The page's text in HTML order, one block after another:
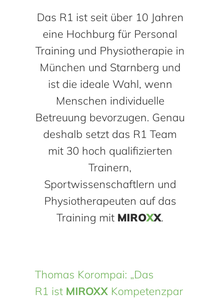
Das R1 ist seit über 10 Jahren
eine Hochburg für Personal
Training und Physiotherapie in
München und Starnberg und
ist die ideale Wahl, wenn
Menschen individuelle
Betreuung bevorzugen. Genau
deshalb setzt das R1 Team
mit 30 hoch qualifizierten
Trainern,
Sportwissenschaftlern und
Physiotherapeuten auf das
Training mit MIROXX.
Thomas Korompai: „Das
R1 ist MIROXXKompetenzpar